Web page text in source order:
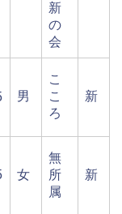
新
の
会
男
こ
こ
ろ
新
女
無
所
属
新